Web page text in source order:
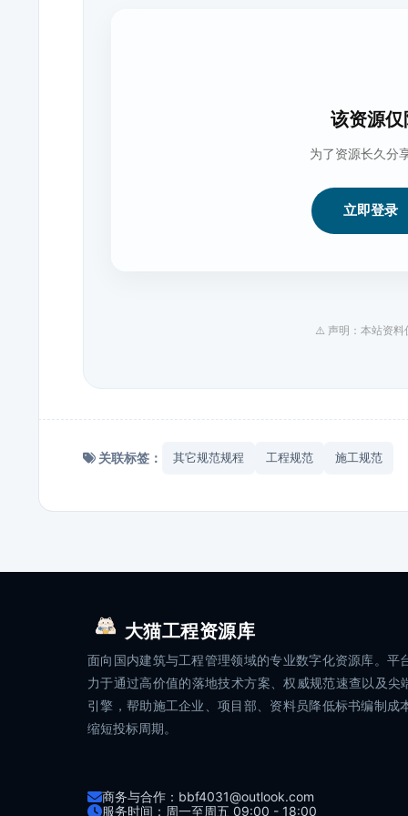
该资源
为了资源长久分
立即登录
⚠️ 声明：本站资料
关联标签： 其它规范规程 工程规范 施工规范
大猫工程资源库
面向国内建筑与工程管理领域的专业数字化资源库。平
力于通过高价值的落地技术方案、权威规范速查以及尖
引擎，帮助施工企业、项目部、资料员降低标书编制成
缩短投标周期。
商务与合作：bbf4031@outlook.com
服务时间：周一至周五 09:00 - 18:00